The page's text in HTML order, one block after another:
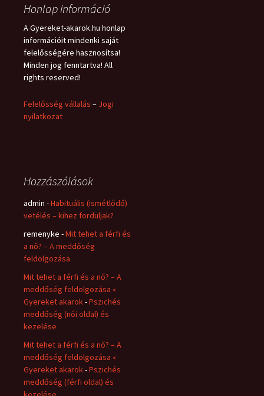
Honlap információ
A Gyereket-akarok.hu honlap
információit mindenki saját
felelősségére hasznosítsa!
Minden jog fenntartva! All
rights reserved!
Felelősség vállalás – Jogi
nyilatkozat
Hozzászólások
admin -Habituális (ismétlődő)
vetélés – kihez forduljak?
remenyke -Mit tehet a férfi és
a nő? – A meddőség
feldolgozása
Mit tehet a férfi és a nő? – A
meddőség feldolgozása «
Gyereket akarok-Pszichés
meddőség (női oldal) és
kezelése
Mit tehet a férfi és a nő? – A
meddőség feldolgozása «
Gyereket akarok-Pszichés
meddőség (férfi oldal) és